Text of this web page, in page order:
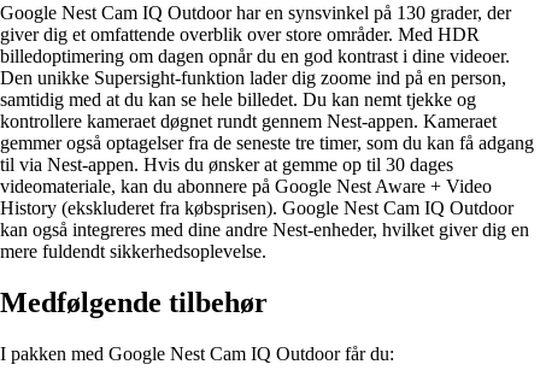
Google Nest Cam IQ Outdoor har en synsvinkel på 130 grader, der
giver dig et omfattende overblik over store områder. Med HDR
billedoptimering om dagen opnår du en god kontrast i dine videoer.
Den unikke Supersight-funktion lader dig zoome ind på en person,
samtidig med at du kan se hele billedet. Du kan nemt tjekke og
kontrollere kameraet døgnet rundt gennem Nest-appen. Kameraet
gemmer også optagelser fra de seneste tre timer, som du kan få adgang
til via Nest-appen. Hvis du ønsker at gemme op til 30 dages
videomateriale, kan du abonnere på Google Nest Aware + Video
History (ekskluderet fra købsprisen). Google Nest Cam IQ Outdoor
kan også integreres med dine andre Nest-enheder, hvilket giver dig en
mere fuldendt sikkerhedsoplevelse.
Medfølgende tilbehør
I pakken med Google Nest Cam IQ Outdoor får du: